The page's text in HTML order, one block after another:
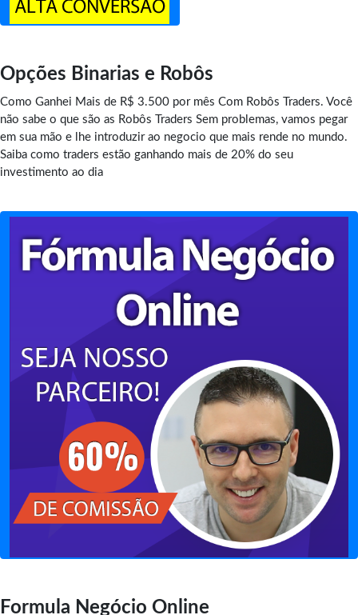
Opções Binarias e Robôs
Como Ganhei Mais de R$ 3.500 por mês Com Robôs Traders. Você
não sabe o que são as Robôs Traders Sem problemas, vamos pegar
em sua mão e lhe introduzir ao negocio que mais rende no mundo.
Saiba como traders estão ganhando mais de 20% do seu
investimento ao dia
Formula Negócio Online